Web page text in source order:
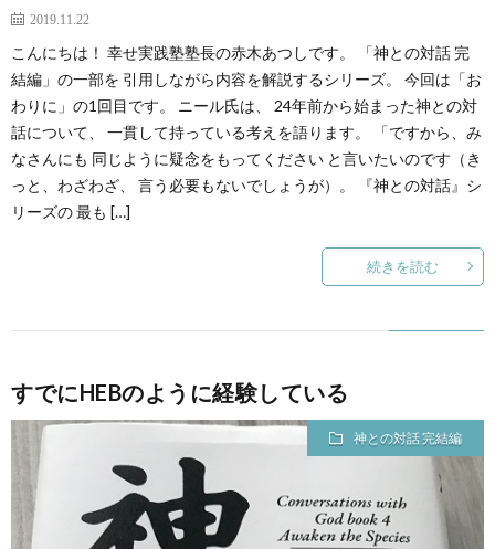
2019.11.22
こんにちは！ 幸せ実践塾塾長の赤木あつしです。 「神との対話 完
結編」の一部を 引用しながら内容を解説するシリーズ。 今回は「お
わりに」の1回目です。 ニール氏は、 24年前から始まった神との対
話について、 一貫して持っている考えを語ります。 「ですから、み
なさんにも 同じように疑念をもってください と言いたいのです（き
っと、わざわざ、 言う必要もないでしょうが）。 『神との対話』シ
リーズの 最も […]
続きを読む
すでにHEBのように経験している
神との対話 完結編